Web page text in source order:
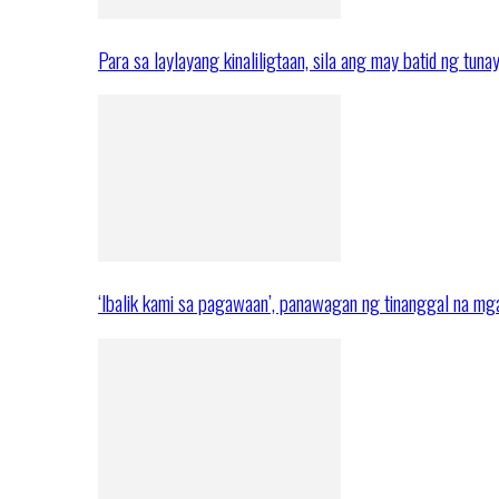
Para sa laylayang kinaliligtaan, sila ang may batid ng
‘Ibalik kami sa pagawaan’, panawagan ng tinanggal na